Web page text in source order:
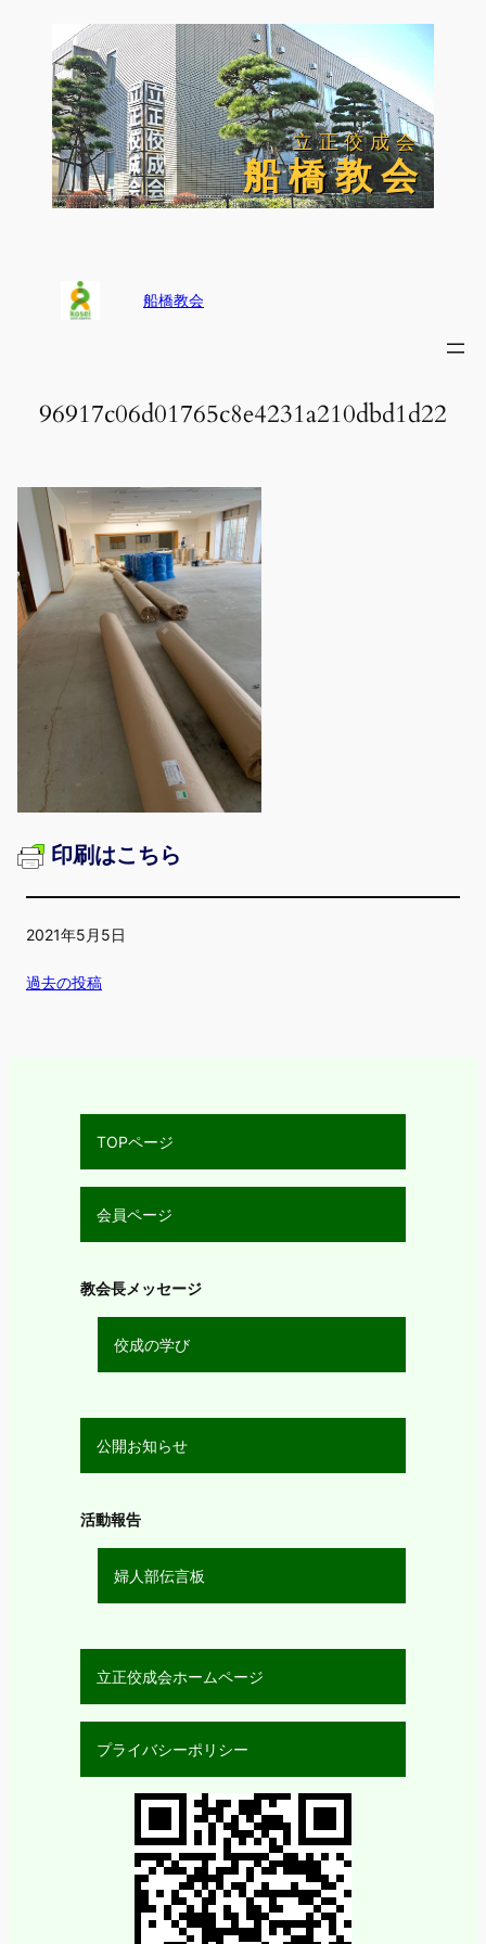
立正佼成会
立正佼成会
船 橋 教 会
船 橋 教 会
船橋教会
96917c06d01765c8e4231a210dbd1d22
印刷はこちら
2021年5月5日
過去の投稿
TOPページ
会員ページ
教会長メッセージ
佼成の学び
公開お知らせ
活動報告
婦人部伝言板
立正佼成会ホームページ
プライバシーポリシー